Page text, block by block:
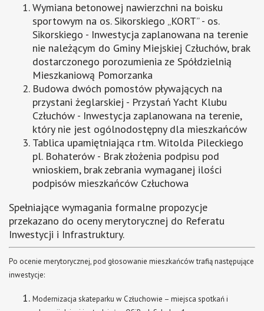
Wymiana betonowej nawierzchni na boisku
sportowym na os. Sikorskiego „KORT” - os.
Sikorskiego - Inwestycja zaplanowana na terenie
nie należącym do Gminy Miejskiej Człuchów, brak
dostarczonego porozumienia ze Spółdzielnią
Mieszkaniową Pomorzanka
Budowa dwóch pomostów pływających na
przystani żeglarskiej - Przystań Yacht Klubu
Człuchów - Inwestycja zaplanowana na terenie,
który nie jest ogólnodostępny dla mieszkańców
Tablica upamiętniająca rtm. Witolda Pileckiego
pl. Bohaterów - Brak złożenia podpisu pod
wnioskiem, brak zebrania wymaganej ilości
podpisów mieszkańców Człuchowa
Spełniające wymagania formalne propozycje
przekazano do oceny merytorycznej do Referatu
Inwestycji i Infrastruktury.
Po ocenie merytorycznej, pod głosowanie mieszkańców trafią następujące
inwestycje:
Modernizacja skateparku w Człuchowie – miejsca spotkań i